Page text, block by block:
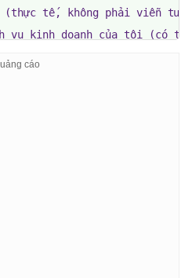
(thực tế, không phải viễn
kinh doanh của tôi (có thu